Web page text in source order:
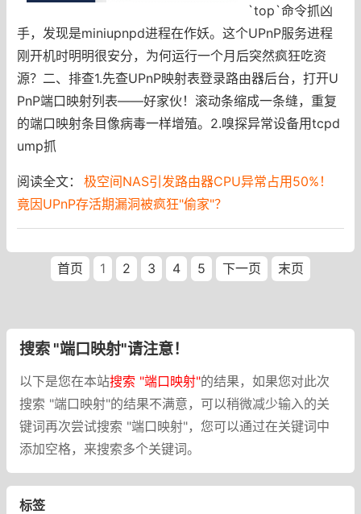
`top`命令抓凶
手，发现是miniupnpd进程在作妖。这个UPnP服务进程
刚开机时明明很安分，为何运行一个月后突然疯狂吃资
源？二、排查1.先查UPnP映射表登录路由器后台，打开U
PnP端口映射列表——好家伙！滚动条缩成一条缝，重复
的端口映射条目像病毒一样增殖。2.嗅探异常设备用tcpd
ump抓
阅读全文：
极空间NAS引发路由器CPU异常占用50%！
竟因UPnP存活期漏洞被疯狂"偷家"？
首页 1 2 3 4 5 下一页 末页
搜索 "端口映射"请注意！
以下是您在本站搜索 "端口映射"的结果，如果您对此次
搜索 "端口映射"的结果不满意，可以稍微减少输入的关
键词再次尝试搜索 "端口映射"，您可以通过在关键词中
添加空格，来搜索多个关键词。
标签